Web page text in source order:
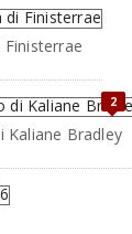
2
Bradley